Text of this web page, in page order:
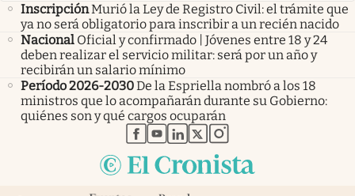
InscripciónMurió la Ley de Registro Civil: el trámite que
ya no será obligatorio para inscribir a un recién nacido
Nacional Oficial y confirmado | Jóvenes entre 18 y 24
deben realizar el servicio militar: será por un año y
recibirán un salario mínimo
Período 2026-2030De la Espriella nombró a los 18
ministros que lo acompañarán durante su Gobierno:
quiénes son y qué cargos ocuparán
abre en nueva pestaña
abre en nueva pestaña
abre en nueva pestaña
abre en nueva pestaña
abre en nueva pestaña